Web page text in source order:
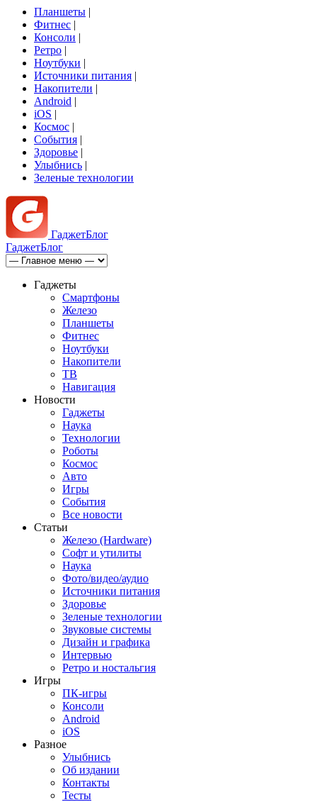
Планшеты |
Фитнес |
Консоли |
Ретро |
Ноутбуки |
Источники питания |
Накопители |
Android |
iOS |
Космос |
События |
Здоровье |
Улыбнись |
Зеленые технологии
ГаджетБлог
ГаджетБлог
Гаджеты
Смартфоны
Железо
Планшеты
Фитнес
Ноутбуки
Накопители
ТВ
Навигация
Новости
Гаджеты
Наука
Технологии
Роботы
Космос
Авто
Игры
События
Все новости
Статьи
Железо (Hardware)
Софт и утилиты
Наука
Фото/видео/аудио
Источники питания
Здоровье
Зеленые технологии
Звуковые системы
Дизайн и графика
Интервью
Ретро и ностальгия
Игры
ПК-игры
Консоли
Android
iOS
Разное
Улыбнись
Об издании
Контакты
Тесты